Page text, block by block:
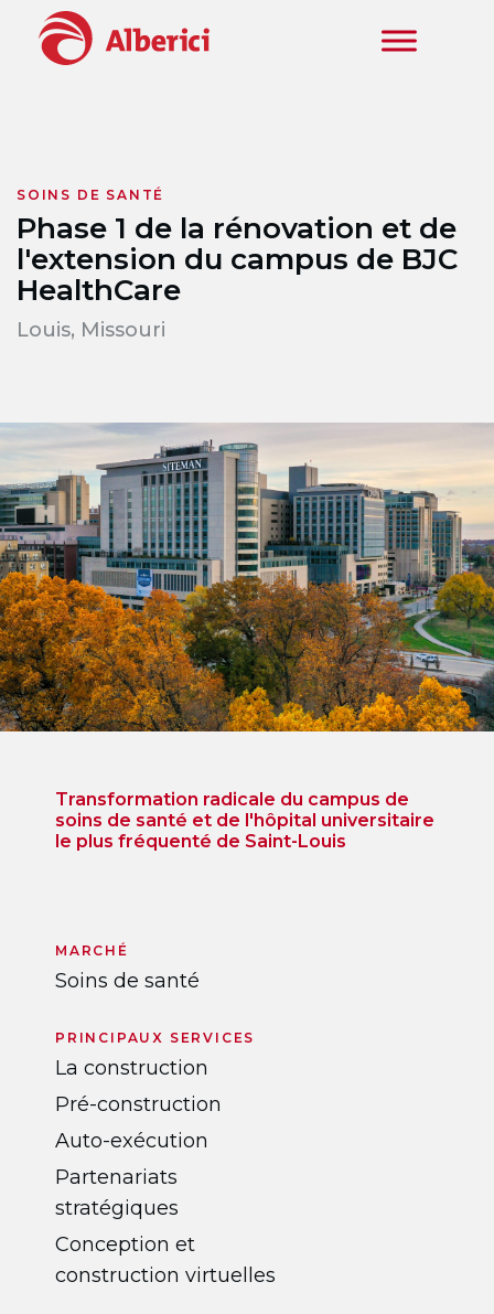
Skip to main content
SOINS DE SANTÉ
Phase 1 de la rénovation et de
l'extension du campus de BJC
HealthCare
Louis, Missouri
Transformation radicale du campus de
soins de santé et de l'hôpital universitaire
le plus fréquenté de Saint-Louis
MARCHÉ
Soins de santé
PRINCIPAUX SERVICES
La construction
Pré-construction
Auto-exécution
Partenariats
stratégiques
Conception et
construction virtuelles